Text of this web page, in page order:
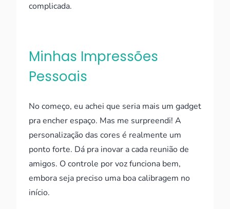
complicada.
Minhas Impressões
Pessoais
No começo, eu achei que seria mais um gadget
pra encher espaço. Mas me surpreendi! A
personalização das cores é realmente um
ponto forte. Dá pra inovar a cada reunião de
amigos. O controle por voz funciona bem,
embora seja preciso uma boa calibragem no
início.